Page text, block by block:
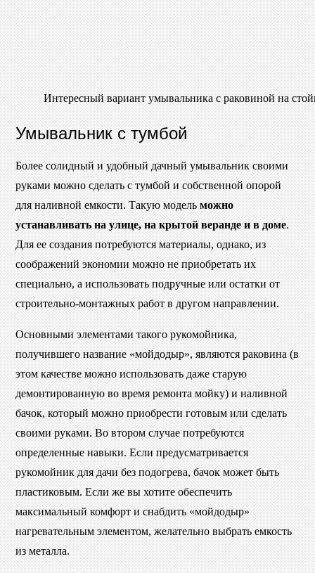
Интересный вариант умывальника с раковиной на
Умывальник с тумбой
Более солидный и удобный дачный умывальник своими
руками можно сделать с тумбой и собственной опорой
для наливной емкости. Такую модель можно
устанавливать на улице, на крытой веранде и в доме.
Для ее создания потребуются материалы, однако, из
соображений экономии можно не приобретать их
специально, а использовать подручные или остатки от
строительно-монтажных работ в другом направлении.
Основными элементами такого рукомойника,
получившего название «мойдодыр», являются раковина (в
этом качестве можно использовать даже старую
демонтированную во время ремонта мойку) и наливной
бачок, который можно приобрести готовым или сделать
своими руками. Во втором случае потребуются
определенные навыки. Если предусматривается
рукомойник для дачи без подогрева, бачок может быть
пластиковым. Если же вы хотите обеспечить
максимальный комфорт и снабдить «мойдодыр»
нагревательным элементом, желательно выбрать емкость
из металла.